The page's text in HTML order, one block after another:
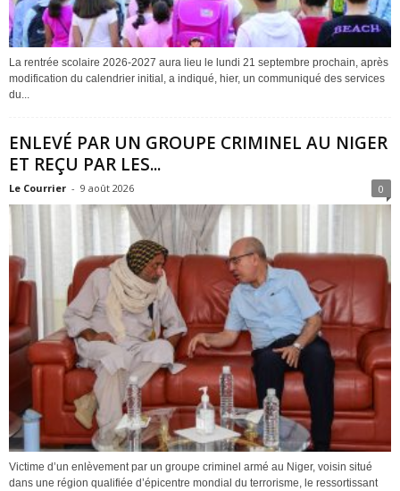
La rentrée scolaire 2026-2027 aura lieu le lundi 21 septembre prochain, après
modification du calendrier initial, a indiqué, hier, un communiqué des services
du...
ENLEVÉ PAR UN GROUPE CRIMINEL AU NIGER
ET REÇU PAR LES...
Le Courrier - 9 août 2026 0
Victime d’un enlèvement par un groupe criminel armé au Niger, voisin situé
dans une région qualifiée d’épicentre mondial du terrorisme, le ressortissant